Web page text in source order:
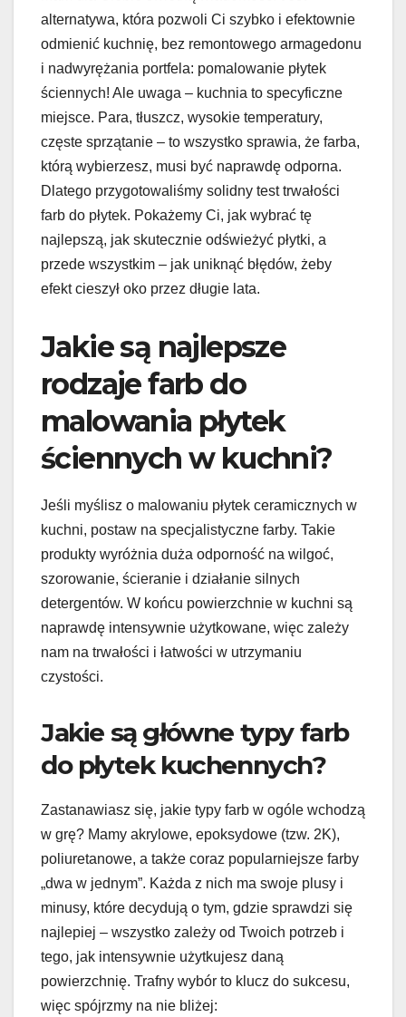
alternatywa, która pozwoli Ci szybko i efektownie
odmienić kuchnię, bez remontowego armagedonu
i nadwyrężania portfela: pomalowanie płytek
ściennych! Ale uwaga – kuchnia to specyficzne
miejsce. Para, tłuszcz, wysokie temperatury,
częste sprzątanie – to wszystko sprawia, że farba,
którą wybierzesz, musi być naprawdę odporna.
Dlatego przygotowaliśmy solidny test trwałości
farb do płytek. Pokażemy Ci, jak wybrać tę
najlepszą, jak skutecznie odświeżyć płytki, a
przede wszystkim – jak uniknąć błędów, żeby
efekt cieszył oko przez długie lata.
Jakie są najlepsze
rodzaje farb do
malowania płytek
ściennych w kuchni?
Jeśli myślisz o malowaniu płytek ceramicznych w
kuchni, postaw na specjalistyczne farby. Takie
produkty wyróżnia duża odporność na wilgoć,
szorowanie, ścieranie i działanie silnych
detergentów. W końcu powierzchnie w kuchni są
naprawdę intensywnie użytkowane, więc zależy
nam na trwałości i łatwości w utrzymaniu
czystości.
Jakie są główne typy farb
do płytek kuchennych?
Zastanawiasz się, jakie typy farb w ogóle wchodzą
w grę? Mamy akrylowe, epoksydowe (tzw. 2K),
poliuretanowe, a także coraz popularniejsze farby
„dwa w jednym”. Każda z nich ma swoje plusy i
minusy, które decydują o tym, gdzie sprawdzi się
najlepiej – wszystko zależy od Twoich potrzeb i
tego, jak intensywnie użytkujesz daną
powierzchnię. Trafny wybór to klucz do sukcesu,
więc spójrzmy na nie bliżej: